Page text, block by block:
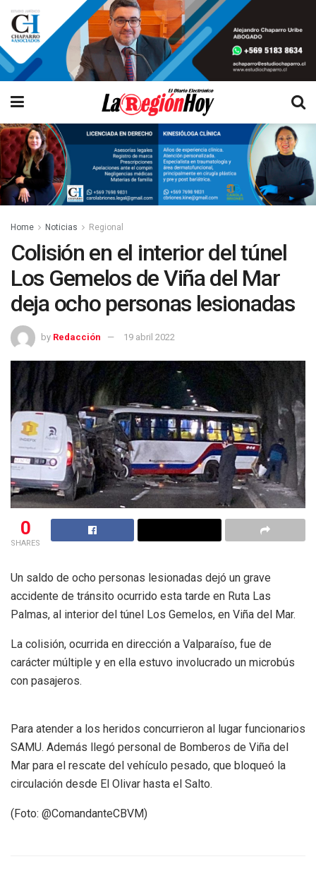
Home Noticias Regional
Colisión en el interior del túnel
Los Gemelos de Viña del Mar
deja ocho personas lesionadas
by Redacción 19 abril 2022
0
SHARES
Un saldo de ocho personas lesionadas dejó un grave
accidente de tránsito ocurrido esta tarde en Ruta Las
Palmas, al interior del túnel Los Gemelos, en Viña del Mar.
La colisión, ocurrida en dirección a Valparaíso, fue de
carácter múltiple y en ella estuvo involucrado un microbús
con pasajeros.
Para atender a los heridos concurrieron al lugar funcionarios
SAMU. Además llegó personal de Bomberos de Viña del
Mar para el rescate del vehículo pesado, que bloqueó la
circulación desde El Olivar hasta el Salto.
(Foto: @ComandanteCBVM)